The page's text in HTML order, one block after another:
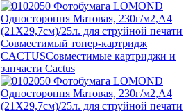
Совместимый тонер-картридж
CACTUSСовместимые картриджи и
запчасти Cactus